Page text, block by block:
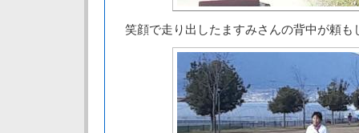
笑顔で走り出したますみさんの背中が頼も